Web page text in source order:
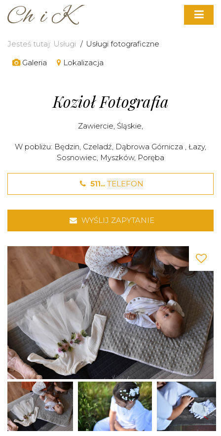
Jesteś tutaj: Usługi
Usługi fotograficzne
Galeria
Lokalizacja
Kozioł Fotografia
Zawiercie, Śląskie,
W pobliżu: Będzin, Czeladź, Dąbrowa Górnicza , Łazy,
Sosnowiec, Myszków, Poręba
511... TELEFON
WYŚLIJ ZAPYTANIE